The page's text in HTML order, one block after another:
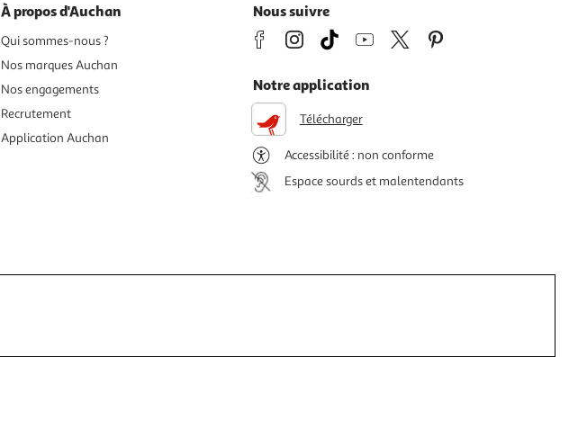
À propos d'Auchan
Qui sommes-nous ?
Nos marques Auchan
Nos engagements
Recrutement
Application Auchan
Nous suivre
Notre application
Télécharger
Accessibilité : non conforme
Espace sourds et malentendants